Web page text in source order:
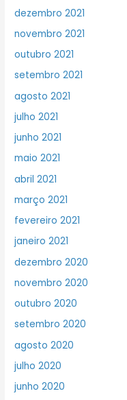
dezembro 2021
novembro 2021
outubro 2021
setembro 2021
agosto 2021
julho 2021
junho 2021
maio 2021
abril 2021
março 2021
fevereiro 2021
janeiro 2021
dezembro 2020
novembro 2020
outubro 2020
setembro 2020
agosto 2020
julho 2020
junho 2020